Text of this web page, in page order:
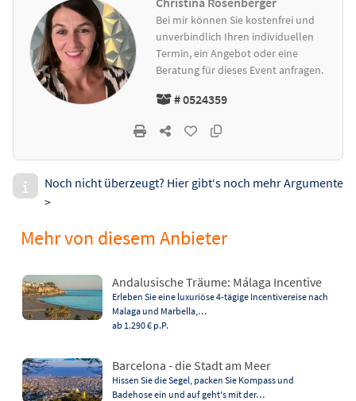
Bei mir können Sie kostenfrei und
unverbindlich Ihren individuellen
Termin, ein Angebot oder eine
Beratung für dieses Event anfragen.
# 0524359
Noch nicht überzeugt? Hier gibt‘s noch mehr Argumente
>
Mehr von diesem Anbieter
Andalusische Träume: Málaga Incentive
Erleben Sie eine luxuriöse 4-tägige Incentivereise nach
Malaga und Marbella,…
ab 1.290 € p.P.
Barcelona - die Stadt am Meer
Hissen Sie die Segel, packen Sie Kompass und
Badehose ein und auf geht's mit der…